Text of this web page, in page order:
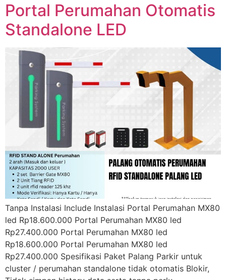
Portal Perumahan Otomatis
Standalone LED
Tanpa Instalasi Include Instalasi Portal Perumahan MX80
led Rp18.600.000 Portal Perumahan MX80 led
Rp27.400.000 Portal Perumahan MX80 led
Rp18.600.000 Portal Perumahan MX80 led
Rp27.400.000 Spesifikasi Paket Palang Parkir untuk
cluster / perumahan standalone tidak otomatis Blokir,